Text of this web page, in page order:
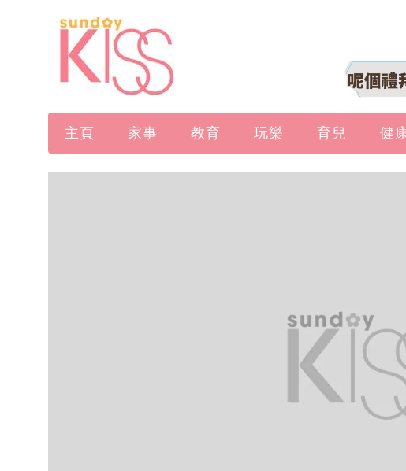
主頁 家事 教育 玩樂 育兒 健